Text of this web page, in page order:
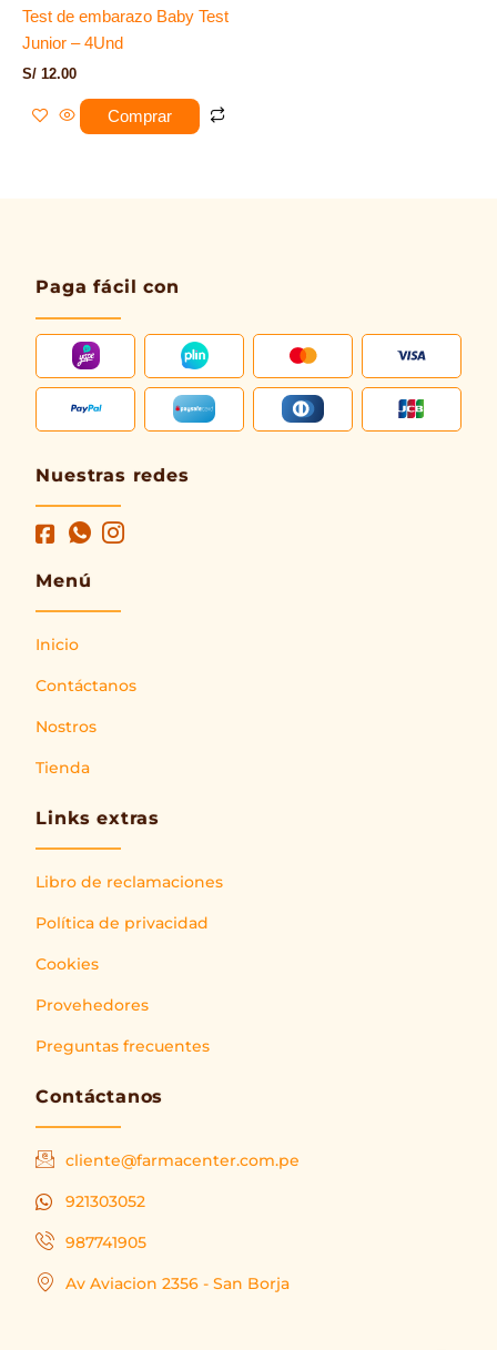
Test de embarazo Baby Test
Junior – 4Und
S/ 12.00
Comprar
Paga fácil con
Nuestras redes
Menú
Inicio
Contáctanos
Nostros
Tienda
Links extras
Libro de reclamaciones
Política de privacidad
Cookies
Provehedores
Preguntas frecuentes
Contáctanos
cliente@farmacenter.com.pe
921303052
987741905
Av Aviacion 2356 - San Borja